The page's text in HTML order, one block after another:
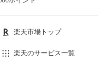
楽天市場トップ
楽天のサービス一覧